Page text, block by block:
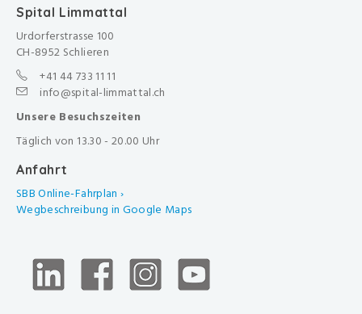
Spital Limmattal
Urdorferstrasse 100
CH-8952 Schlieren
+41 44 733 11 11
info@spital-limmattal.ch
Unsere Besuchszeiten
Täglich von 13.30 - 20.00 Uhr
Anfahrt
SBB Online-Fahrplan ›
Wegbeschreibung in Google Maps